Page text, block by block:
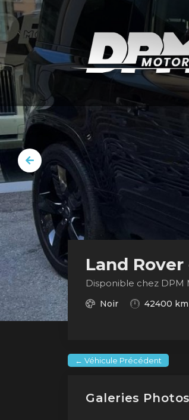
Land
Disponible chez DPM
Noir 42400 km
← Véhicule Précédent
Galeries Photos